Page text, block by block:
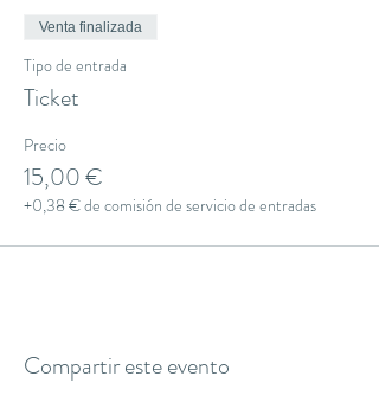
Venta finalizada
Tipo de entrada
Ticket
Precio
15,00 €
+0,38 € de comisión de servicio de entradas
Compartir este evento